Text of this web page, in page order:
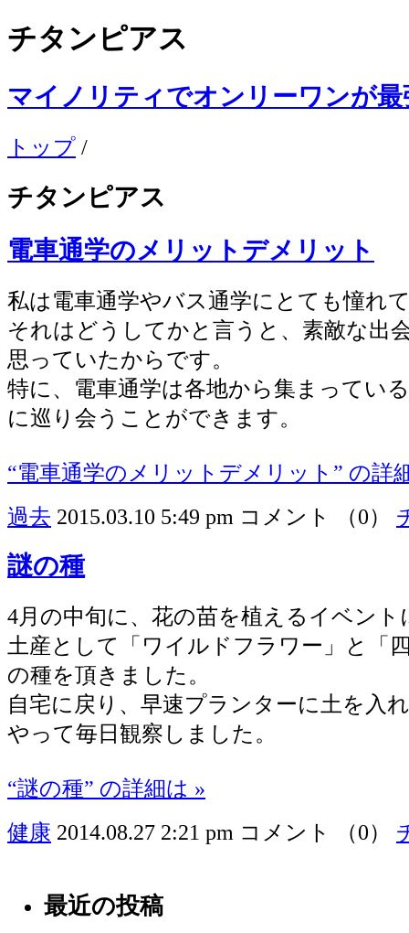
チタンピアス
マイノリティでオンリーワンが最
トップ /
チタンピアス
電車通学のメリットデメリット
私は電車通学やバス通学にとても憧れ
それはどうしてかと言うと、素敵な出
思っていたからです。
特に、電車通学は各地から集まってい
に巡り会うことができます。
“電車通学のメリットデメリット” の詳
過去 2015.03.10 5:49 pm コメント （0）
謎の種
4月の中旬に、花の苗を植えるイベン
土産として「ワイルドフラワー」と「
の種を頂きました。
自宅に戻り、早速プランターに土を入
やって毎日観察しました。
“謎の種” の詳細は »
健康 2014.08.27 2:21 pm コメント （0）
最近の投稿